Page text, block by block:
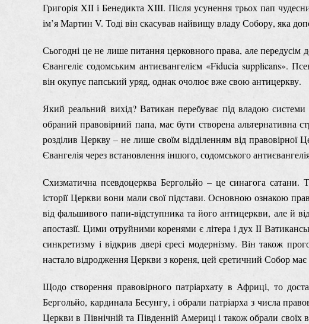
Григорія XII і Бенедикта XIII. Після усунення трьох пап
ім’я Мартин V. Тоді він скасував найвищу владу Собору, яка
Сьогодні це не лише питання церковного права, але передусім
Євангеліє содомським антиєвангелієм «Fiducia supplicans».
він окупує папський уряд, однак очолює вже свою антицеркву.
Який реальний вихід? Ватикан перебуває під владою
обраний правовірний папа, має бути створена альтернативна
розділив Церкву – не лише своїм відділенням від
Євангелія через встановлення іншого, содомського
Схизматична псевдоцерква Бергольйо – це синагога сатани.
історії Церкви вони мали свої підстави. Основною ознакою
від фальшивого папи-відступника та його антицеркви, але й
апостазії. Цими отруйними коренями є літера і дух II
синкретизму і відкрив двері єресі модернізму. Він також
настало відродження Церкви з кореня, цей єретичний Собор має
Щодо створення правовірного патріархату в Африці, то
Бергольйо, кардинала Бесунгу, і обрали патріарха з числа
Церкви в Північній та Південній Америці і також обрали своїх